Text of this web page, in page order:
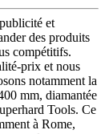
et
des produits
compétitifs.
prix et nous
notamment la
mm, diamantée
Tools. Ce
à Rome,